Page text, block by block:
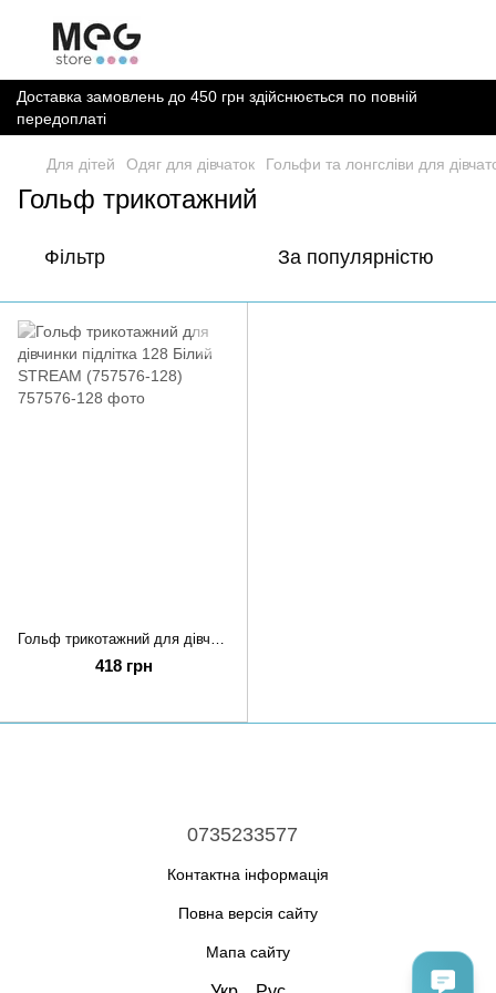
Доставка замовлень до 450 грн здійснюється по повній
передоплаті
Для дітей Одяг для дівчаток Гольфи та лонгсліви для
Гольф трикотажний
Фільтр За популярністю
418 грн
0735233577
Контактна інформація
Повна версія сайту
Мапа сайту